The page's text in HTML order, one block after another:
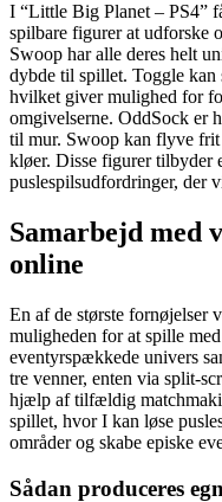
I “Little Big Planet – PS4”
spilbare figurer at udforske
Swoop har alle deres helt
dybde til spillet. Toggle
hvilket giver mulighed for
omgivelserne. OddSock er
til mur. Swoop kan flyve frit
kløer. Disse figurer tilbyder
puslespilsudfordringer, der
Samarbejd med
online
En af de største fornøjelser
muligheden for at spille
eventyrspækkede univers
tre venner, enten via split-
hjælp af tilfældig
spillet, hvor I kan løse
områder og skabe episke
Sådan produceres